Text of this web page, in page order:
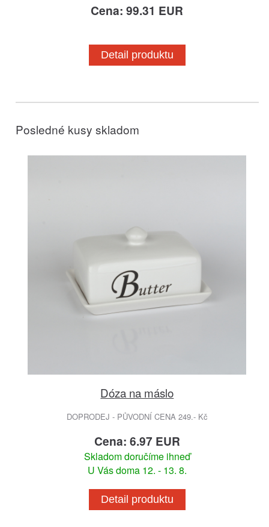
Cena: 99.31 EUR
Detail produktu
Posledné kusy skladom
Dóza na máslo
DOPRODEJ - PŮVODNÍ CENA 249.- Kč
Cena: 6.97 EUR
Skladom doručíme ihneď
U Vás doma 12. - 13. 8.
Detail produktu